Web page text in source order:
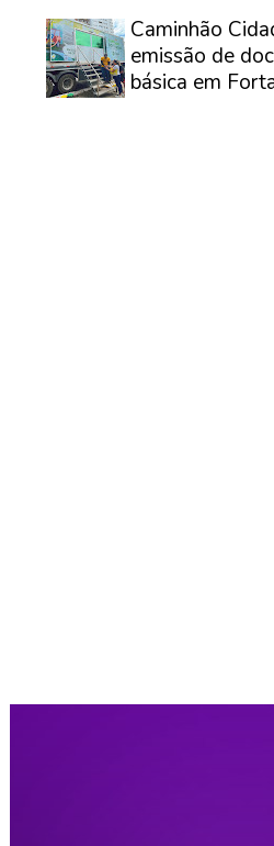
Caminhão
emissão de
básica em